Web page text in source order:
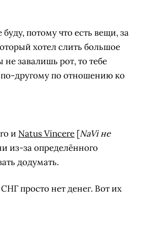
потому что есть вещи, за
хотел слить большое
не завалишь рот, то тебе
другому по отношению ко
и Natus Vincere [NaVi не
из-за определённого
додумать.
просто нет денег. Вот их